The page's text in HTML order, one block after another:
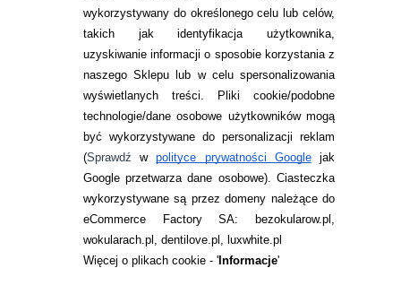
wykorzystywany do określonego celu lub celów,
takich jak identyfikacja użytkownika,
uzyskiwanie informacji o sposobie korzystania z
naszego Sklepu lub w celu spersonalizowania
wyświetlanych treści.
Pliki cookie/podobne
technologie/dane osobowe użytkowników mogą
być wykorzystywane do personalizacji reklam
(Sprawdźwpolityce prywatności Googlejak
Google przetwarza dane osobowe). Ciasteczka
wykorzystywane są przez domeny należące do
eCommerce Factory SA: bezokularow.pl,
wokularach.pl, dentilove.pl, luxwhite.pl
Więcej o plikach cookie - 'Informacje'
89,99 pln